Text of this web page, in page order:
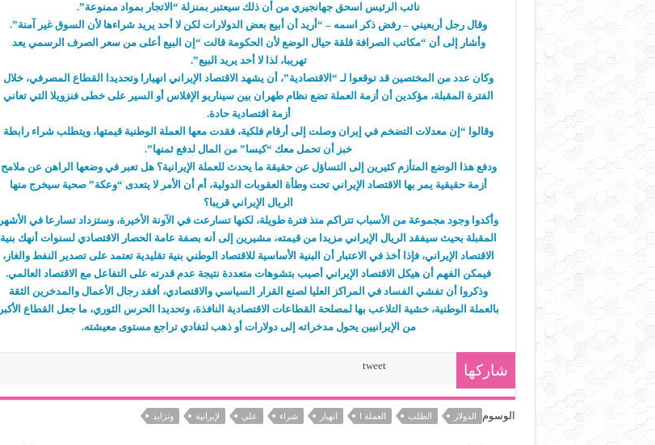
نائب الرئيس اسحق جهانجيري من أن ذلك سيعتبر بمنزلة “الاتجار بمواد ممنوعة”.
وقال رجل أربعيني – رفض ذكر اسمه – “أريد أن أبيع بعض الدولارات لكن لا أحد يريد شراءها لأن السوق غير آمنة”.
وأشار إلى أن “مكاتب الصرافة قلقة حيال الوضع لأن الحكومة قالت “إن البيع أعلى من سعر الصرف الرسمي يعد
تهريبا، لذا لا أحد يريد البيع”.
وكان عدد من المختصين قد توقعوا لـ “الاقتصادية”، أن يشهد الاقتصاد الإيراني انهيارا وتحديدا القطاع المصرفي، خلال
الفترة المقبلة، مؤكدين أن أزمة العملة تضع نظام طهران بين سيناريو الإفلاس أو السير على خطى فنزويلا التي تعاني
أزمة اقتصادية حادة.
وقالوا “إن معدلات التضخم في إيران وصلت إلى أرقام فلكية، فقدت معها العملة الوطنية قيمتها، ويتطلب شراء رابطة
خبز أن تحمل معك “كيسا” من المال لدفع ثمنها”.
ودفع هذا الوضع المتأزم كثيرين إلى التساؤل عن حقيقة ما يحدث للعملة الإيرانية؟ هل تعبر في وضعها الراهن عن ملامح
أزمة حقيقية يمر بها الاقتصاد الإيراني تحت وطأة العقوبات الدولية، أم أن الأمر لا يتعدى “وعكة” صحية سيخرج منها
الريال الإيراني قريبا؟
وأكدوا وجود مجموعة من الأسباب تتراكم منذ فترة طويلة، لكنها تسارعت في الآونة الأخيرة، وستزداد تسارعا في الأشهر
المقبلة بحيث سيفقد الريال الإيراني مزيدا من قيمته، مشيرين إلى أنه بصفة عامة الحصار الاقتصادي لسنوات أنهك بنية
الاقتصاد الإيراني، فإذا أخذ في الاعتبار أن البنية الأساسية للاقتصاد الوطني بنية تقليدية تعتمد على تصدير النفط والغاز،
فيمكن الفهم أن هيكل الاقتصاد الإيراني أصيب بتشوهات متعددة نتيجة عدم قدرته على التفاعل مع الاقتصاد العالمي.
وذكروا أن تفشي الفساد في المراكز العليا لصنع القرار السياسي والاقتصادي، أفقد رجال الأعمال والمدخرين الثقة
بالعملة الوطنية، خشية التلاعب بها لمصلحة القطاعات الاقتصادية النافذة، وتحديدا الحرس الثوري، ما جعل القطاع الأكبر
من الإيرانيين يحول مدخراته إلى دولارات أو ذهب لتفادي تراجع مستوى معيشته.
شاركها tweet
الوسوم الدولار الطلب العملة ا انهيار شراء علي لإيرانية وتزايد